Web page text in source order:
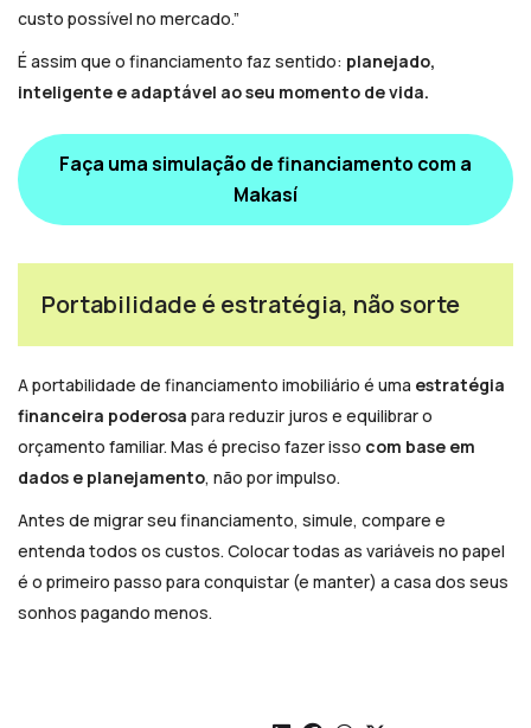
custo possível no mercado.”
É assim que o financiamento faz sentido: planejado,
inteligente e adaptável ao seu momento de vida.
Faça uma simulação de financiamento com a
Makasí
Portabilidade é estratégia, não sorte
A portabilidade de financiamento imobiliário é uma estratégia
financeira poderosa para reduzir juros e equilibrar o
orçamento familiar. Mas é preciso fazer isso com base em
dados e planejamento, não por impulso.
Antes de migrar seu financiamento, simule, compare e
entenda todos os custos. Colocar todas as variáveis no papel
é o primeiro passo para conquistar (e manter) a casa dos seus
sonhos pagando menos.